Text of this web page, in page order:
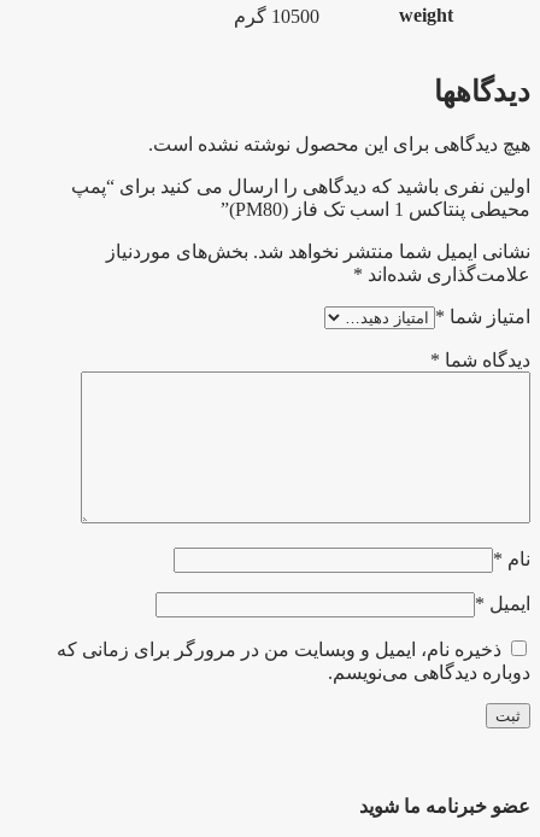
weight 10500 گرم
دیدگاهها
هیچ دیدگاهی برای این محصول نوشته نشده است.
اولین نفری باشید که دیدگاهی را ارسال می کنید برای “پمپ
محیطی پنتاکس 1 اسب تک فاز (PM80)”
نشانی ایمیل شما منتشر نخواهد شد. بخش‌های موردنیاز
علامت‌گذاری شده‌اند *
امتیاز شما *
دیدگاه شما *
نام *
ایمیل *
ذخیره نام، ایمیل و وبسایت من در مرورگر برای زمانی که
دوباره دیدگاهی می‌نویسم.
عضو خبرنامه ما شوید